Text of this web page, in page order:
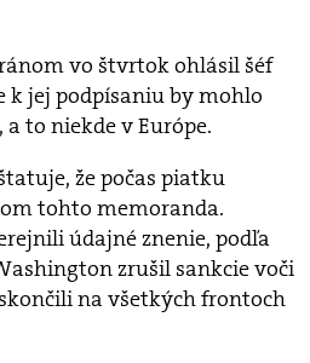
vo štvrtok ohlásil šéf
k jej podpísaniu by mohlo
to niekde v Európe.
že počas piatku
tohto memoranda.
údajné znenie, podľa
zrušil sankcie voči
na všetkých frontoch